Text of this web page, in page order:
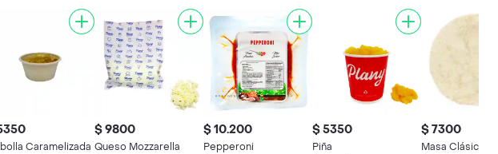
Caramelizada
$ 9800
Queso Mozzarella
$ 10.200
Pepperoni
$ 5350
Piña
$ 7300
Masa Clásica